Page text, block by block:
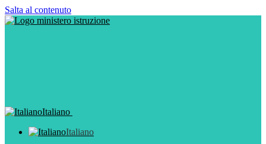
Salta al contenuto
Italiano
Italiano